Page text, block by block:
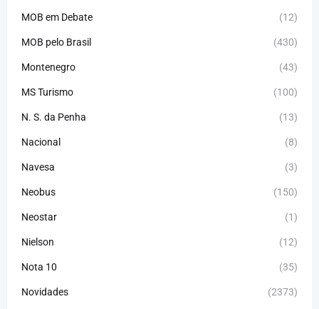
MOB em Debate (12)
MOB pelo Brasil (430)
Montenegro (43)
MS Turismo (100)
N. S. da Penha (13)
Nacional (8)
Navesa (3)
Neobus (150)
Neostar (1)
Nielson (12)
Nota 10 (35)
Novidades (2373)